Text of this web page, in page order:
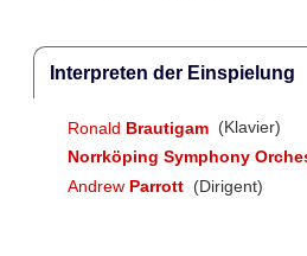
Interpreten der Einspielung
Ronald Brautigam (Klavier)
Norrköping Symphony
Andrew Parrott (Dirigent)